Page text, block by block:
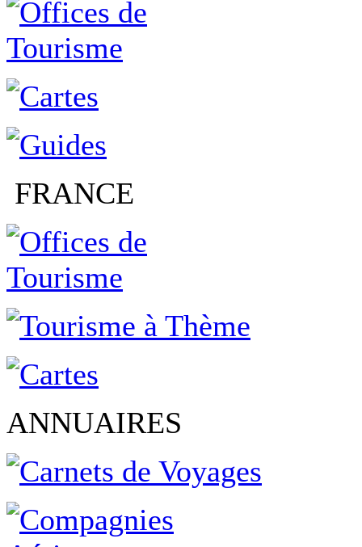
FRANCE
ANNUAIRES